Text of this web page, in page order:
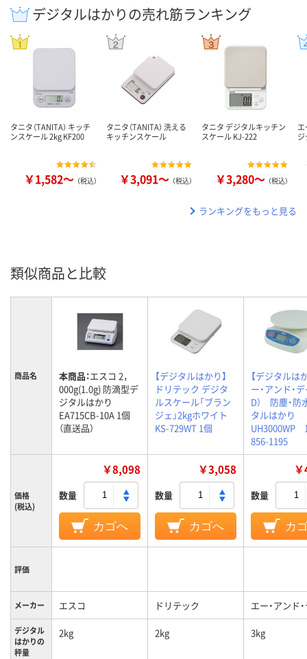
デジタルはかりの売れ筋ランキング
タニタ（TANITA） キッチ
ンスケール 2kg KF200
￥1,582～ （税込）
タニタ（TANITA） 洗える
キッチンスケール
￥3,091～ （税込）
タニタ デジタルキッチン
スケール KJ-222
￥3,280～ （税込）
エ
ランキングをもっと見る
類似商品と比較
商品名 本商品：エスコ 2，
000g(1.0g) 防滴型デ
ジタルはかり
EA715CB-10A 1個
（直送品）
【デジタルはかり】
ドリテック デジタ
ルスケール「ブラン
ジェ」2kgホワイト
KS-729WT 1個
【デジタルは
ー・アンド・
D） 防塵・防
タルはかり
856-1195
価格
(税込)
￥8,098
数量
カゴへ
￥3,058
数量
カゴへ
数量
カ
評価
メーカー エスコ ドリテック エー・アンド
デジタル
はかりの
秤量
2kg 2kg 3kg